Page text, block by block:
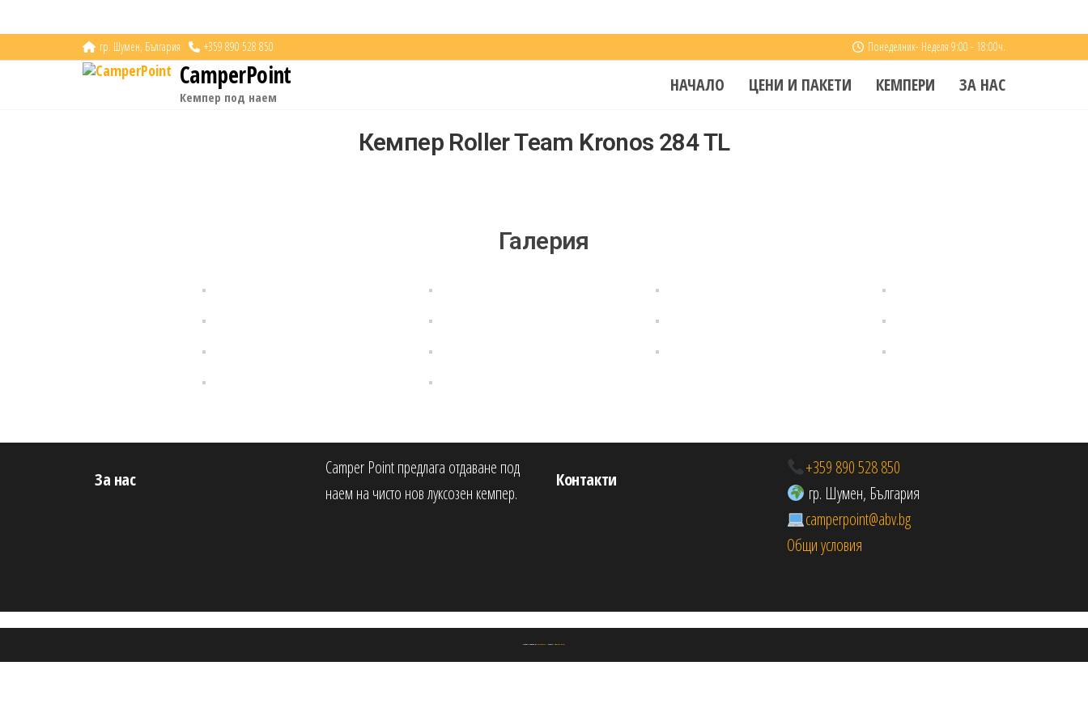
гр. Шумен, България +359 890 528 850 Понеделник- Неделя 9:00 - 18:00ч.
CamperPoint
Кемпер под наем
НАЧАЛО ЦЕНИ И ПАКЕТИ КЕМПЕРИ ЗА НАС
Кемпер Roller Team Kronos 284 TL
Галерия
За нас
Camper Point предлага отдаване под
наем на чисто нов луксозен кемпер.
Контакти
+359 890 528 850
гр. Шумен, България
camperpoint@abv.bg
Общи условия
Proudly powered byWordPress | Theme: Popularis Verse